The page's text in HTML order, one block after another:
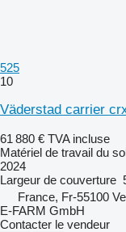
525
10
Väderstad carrier
61 880 € TVA incluse
Matériel de travail du
2024
Largeur de couverture
France, Fr-55100
E-FARM GmbH
Contacter le vendeur